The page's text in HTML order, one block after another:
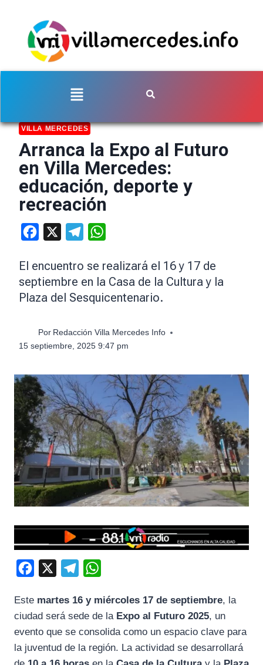
VILLA MERCEDES
Arranca la Expo al Futuro
en Villa Mercedes:
educación, deporte y
recreación
Facebook Telegram
El encuentro se realizará el 16 y 17 de
septiembre en la Casa de la Cultura y la
Plaza del Sesquicentenario.
Por Redacción Villa Mercedes Info
15 septiembre, 2025 9:47 pm
c
e
b
l
e
g
a
t
s
A
Este martes 16 y miércoles 17 de septiembre, la
ciudad será sede de la Expo al Futuro 2025, un
evento que se consolida como un espacio clave para
la juventud de la región. La actividad se desarrollará